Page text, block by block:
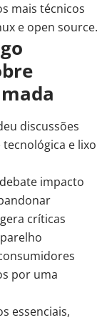
mais técnicos
e open source.
discussões
e lixo
impacto
críticas
por uma
essenciais,